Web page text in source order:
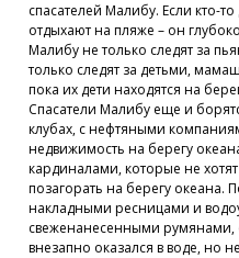
спасателей Малибу. Если кто-
отдыхают на пляже – он
Малибу не только следят за
только следят за детьми,
пока их дети находятся на
Спасатели Малибу еще и
клубах, с нефтяными
недвижимость на берегу
кардиналами, которые не
позагорать на берегу океана.
накладными ресницами и
свеженанесенными румянами,
внезапно оказался в воде, но